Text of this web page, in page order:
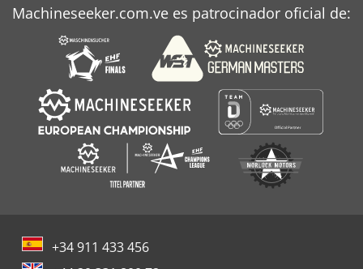
Machineseeker.com.ve es patrocinador oficial de:
+34 911 433 456